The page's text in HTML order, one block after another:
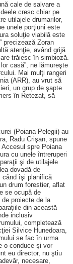
cale de salvare a
cresc chiar pe
utilajele drumarilor,
unele porţiuni este
soluţie viabilă este
precizează Zoran
atenţie, având grijă
trăiesc în simbioză.
casă”, ne lămureşte
Mai mulţi rangeri
(ARR), au vrut să
un grup de şapte
în Retezat, să
(Poiana Pelegii) au
Radu Crişan, spune
spre Poiana
cu unele întreruperi
şi de utilajele
dovadă de
când îşi planifică
drum forestier, aflat
se ocupă de
proiecte de la
din această
inclusiv
completează
Silvice Hunedoara,
se fac în urma
o conduce şi vor
eu director, nu ştiu
necesare,